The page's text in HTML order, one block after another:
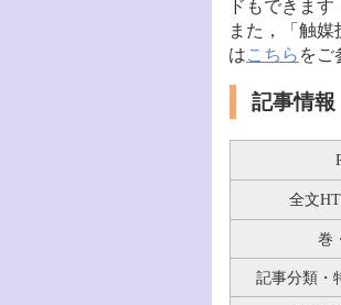
ドもできます
また，「触
はこちら をご
記事情報
全文
巻
記事分類・